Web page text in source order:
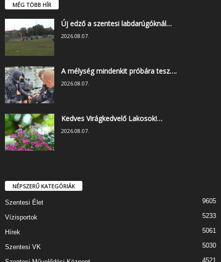
MÉG TÖBB HÍR
Új edző a szentesi labdarúgóknál…
2026.08.07.
A mélység mindenkit próbára tesz….
2026.08.07.
Kedves Virágkedvelő Lakosok!…
2026.08.07.
NÉPSZERŰ KATEGÓRIÁK
Szentesi Élet 9605
Vízisportok 5233
Hírek 5061
Szentesi VK 5030
4521